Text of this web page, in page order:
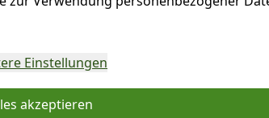
Einstellungen
akzeptieren